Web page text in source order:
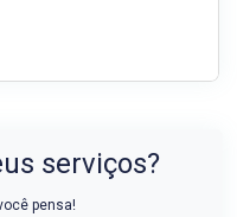
serviços?
pensa!